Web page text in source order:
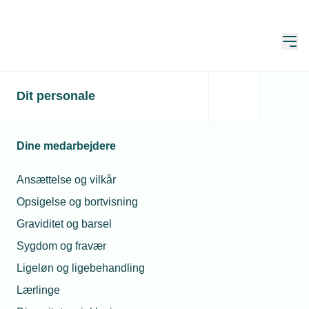
Dit personale
Dine medarbejdere
Ansættelse og vilkår
Opsigelse og bortvisning
Graviditet og barsel
Sygdom og fravær
Ligeløn og ligebehandling
Lærlinge
Rollemodeller skal skaffe
Skrevet af: Mads Hagemann Petersen